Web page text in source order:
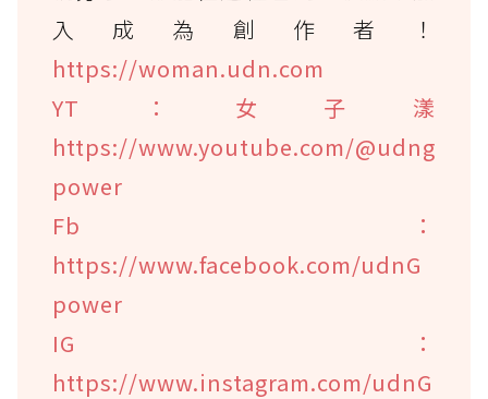
入成為創作者！
https://woman.udn.com
YT：女子漾
https://www.youtube.com/@udng
power
Fb：
https://www.facebook.com/udnG
power
IG：
https://www.instagram.com/udnG